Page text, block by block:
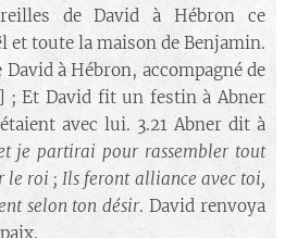
de David à Hébron ce
et toute la maison de Benjamin.
à Hébron, accompagné de
] ; Et David fit un festin à Abner
avec lui. 3.21 Abner dit à
je partirai pour rassembler tout
le roi ; Ils feront alliance avec toi,
selon ton désir. David renvoya